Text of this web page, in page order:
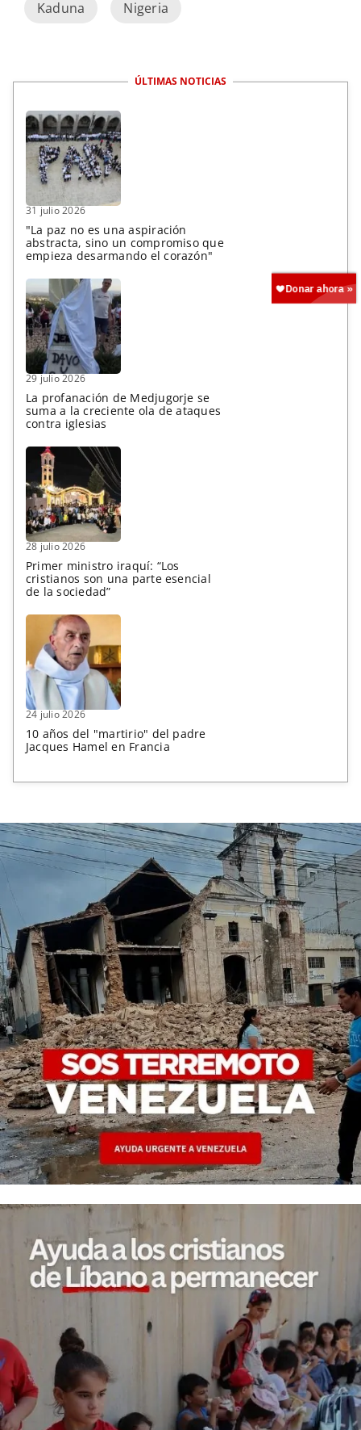
Kaduna Nigeria
ÚLTIMAS NOTICIAS
31 julio 2026
"La paz no es una aspiración
abstracta, sino un compromiso que
empieza desarmando el corazón"
29 julio 2026
La profanación de Medjugorje se
suma a la creciente ola de ataques
contra iglesias
28 julio 2026
Primer ministro iraquí: “Los
cristianos son una parte esencial
de la sociedad”
24 julio 2026
10 años del "martirio" del padre
Jacques Hamel en Francia